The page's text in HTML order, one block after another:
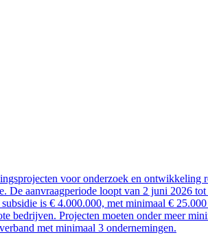
voor onderzoek en ontwikkeling
De aanvraagperiode loopt van 2 juni 2026
is € 4.000.000, met minimaal €
Projecten moeten onder meer
met minimaal 3 ondernemingen.